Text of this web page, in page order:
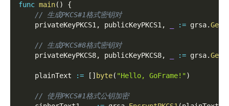
func main( )
{
// 生成PKCS#1格式密钥对
    privateKeyPKCS1
, publicKeyPKCS1, := grsa.
// 生成PKCS#8格式密钥对
    privateKeyPKCS8
, publicKeyPKCS8, := grsa.
    plainText
:= [ ] byte( "Hello, GoFrame!")
// 使用PKCS#1格式公钥加密